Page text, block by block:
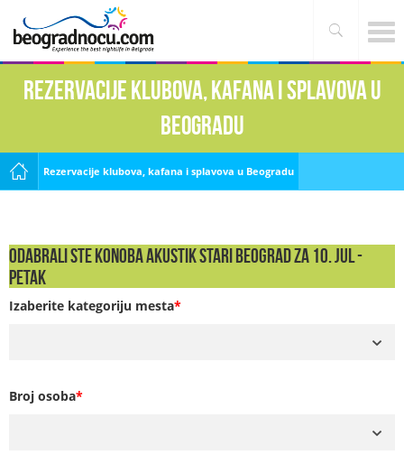
Rezervacije klubova, kafana i splavova u
Beogradu
Rezervacije klubova, kafana i splavova u Beogradu
Odabrali ste Konoba Akustik Stari Beograd za 10. Jul -
PETAK
Izaberite kategoriju mesta*
Broj osoba*